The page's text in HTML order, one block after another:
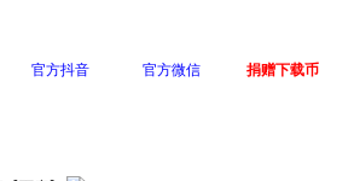
官方抖音 官方微信 捐赠下载币